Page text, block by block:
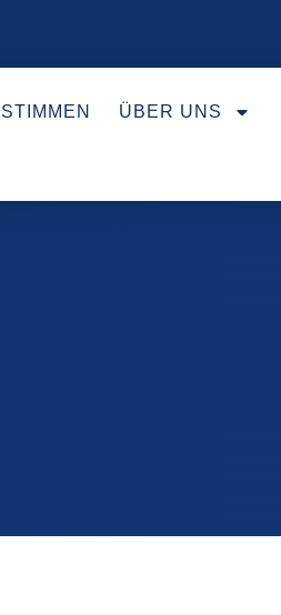
ÜBER UNS